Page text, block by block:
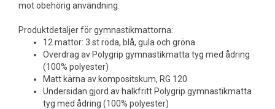
mot obehörig användning.
Produktdetaljer för gymnastikmattorna:
12 mattor: 3 st röda, blå, gula och gröna
Överdrag av Polygrip gymnastikmatta tyg med ådring
(100% polyester)
Matt kärna av kompositskum, RG 120
Undersidan gjord av halkfritt Polygrip gymnastikmatta
tyg med ådring (100% polyester)